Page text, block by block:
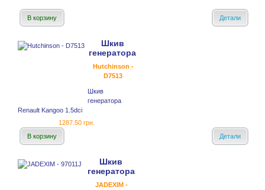
В корзину Детали
Шкив
генератора
Hutchinson -
D7513
Шкив
генератора
Renault Kangoo 1.5dci
1287.50 грн.
В корзину
Детали
Шкив
генератора
JADEXIM -